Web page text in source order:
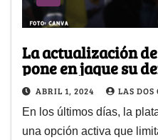
La actualización
pone en jaque su
ABRIL 1, 2024 LAS DOS
En los últimos días, la
una opción activa que